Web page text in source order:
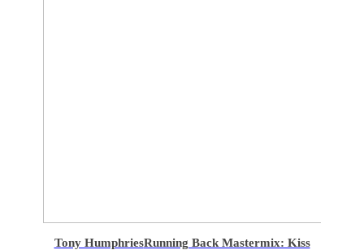
Tony HumphriesRunning Back Mastermix: Kiss